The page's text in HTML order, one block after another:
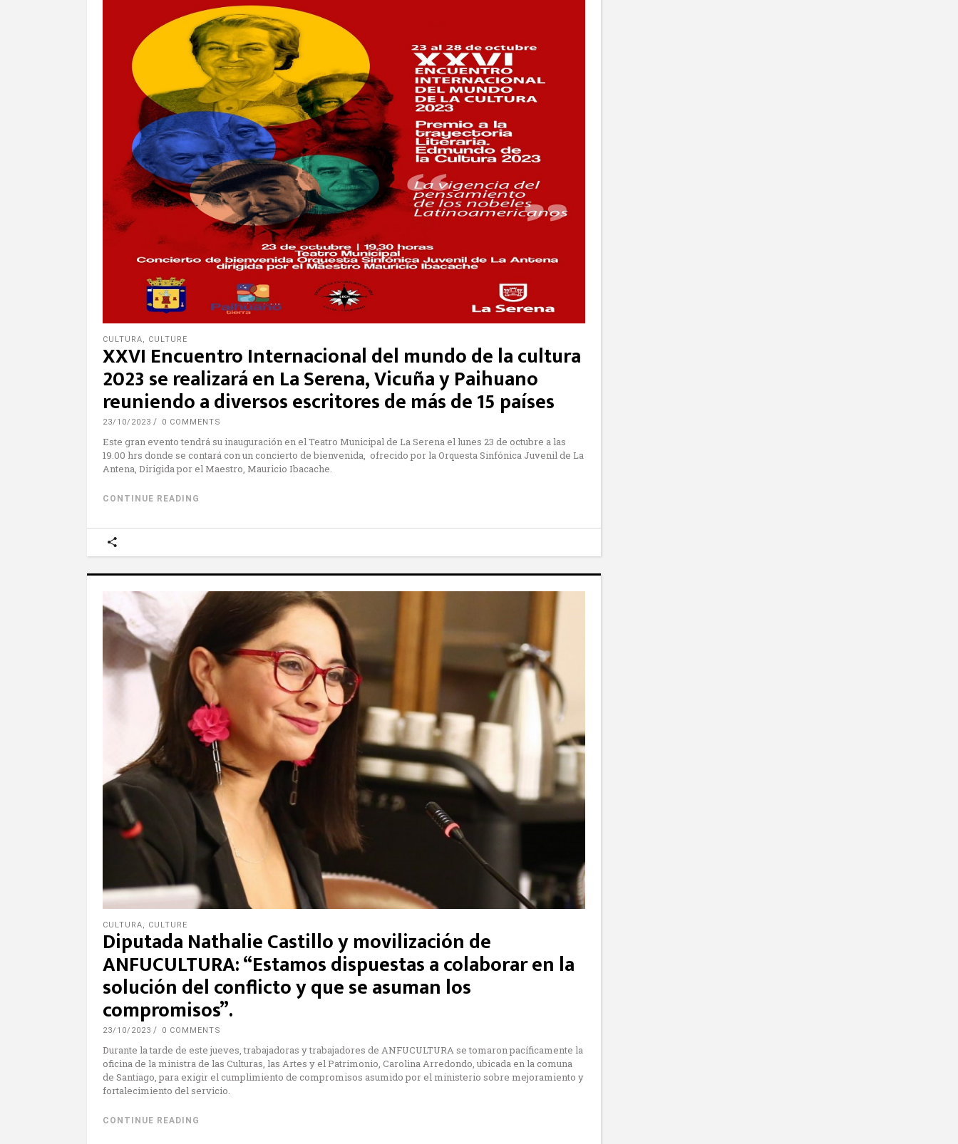
CULTURA, CULTURE
XXVI Encuentro Internacional del mundo de la cultura
2023 se realizará en La Serena, Vicuña y Paihuano
reuniendo a diversos escritores de más de 15 países
23/10/2023 0 COMMENTS
Este gran evento tendrá su inauguración en el Teatro Municipal de La Serena el lunes 23 de octubre a las
19.00 hrs donde se contará con un concierto de bienvenida, ofrecido por la Orquesta Sinfónica Juvenil de La
Antena, Dirigida por el Maestro, Mauricio Ibacache.
CONTINUE READING
CULTURA, CULTURE
Diputada Nathalie Castillo y movilización de
ANFUCULTURA: “Estamos dispuestas a colaborar en la
solución del conflicto y que se asuman los
compromisos”.
23/10/2023 0 COMMENTS
Durante la tarde de este jueves, trabajadoras y trabajadores de ANFUCULTURA se tomaron pacíficamente la
oficina de la ministra de las Culturas, las Artes y el Patrimonio, Carolina Arredondo, ubicada en la comuna
de Santiago, para exigir el cumplimiento de compromisos asumido por el ministerio sobre mejoramiento y
fortalecimiento del servicio.
CONTINUE READING